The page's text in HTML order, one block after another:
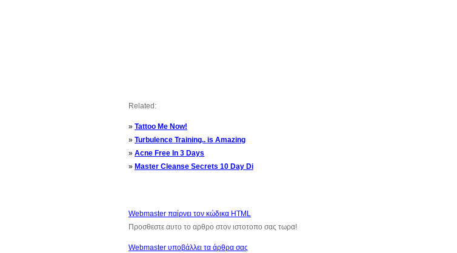
Related:
» Tattoo Me Now!
» Turbulence Training.. is Amazing
» Acne Free In 3 Days
» Master Cleanse Secrets 10 Day Di
Webmaster παίρνει τον κώδικα HTML
Προσθεστε αυτο το αρθρο στον ιστοτοπο σας τωρα!
Webmaster υποβάλλει τα άρθρα σας